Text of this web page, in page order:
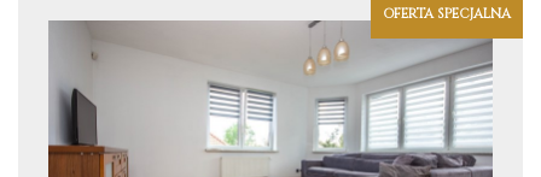
OFERTA SPECJALNA